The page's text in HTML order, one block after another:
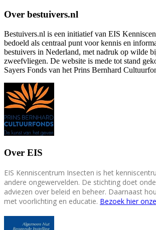
Over bestuivers.nl
Bestuivers.nl is een initiatief van EIS
bedoeld als centraal punt voor kennis en
bestuivers in Nederland, met nadruk op wilde
zweefvliegen. De website is mede tot stand
Sayers Fonds van het Prins Bernhard
Over EIS
EIS Kenniscentrum Insecten is het
andere ongewervelden. De stichting doet
adviezen over beleid en beheer. Daarnaast
met voorlichting en educatie. Bezoek hier